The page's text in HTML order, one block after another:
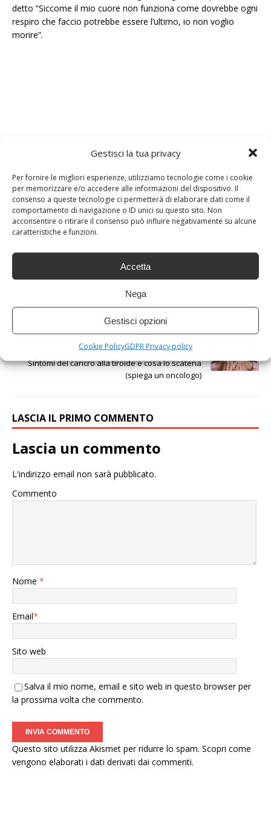
Gestisci la tua privacy
Per fornire le migliori esperienze, utilizziamo tecnologie come i cookie
per memorizzare e/o accedere alle informazioni del dispositivo. Il
consenso a queste tecnologie ci permetterà di elaborare dati come il
comportamento di navigazione o ID unici su questo sito. Non
acconsentire o ritirare il consenso può influire negativamente su alcune
caratteristiche e funzioni.
Accetta
Nega
Gestisci opzioni
Cookie PolicyGDPR Privacy policy
detto “Siccome il mio cuore non funziona come dovrebbe ogni
respiro che faccio potrebbe essere l’ultimo, io non voglio
morire”.
VITE AL LIMITE
PRECEDENTE
per la prima volta: il suo cuore spaccato dal dolore
SUCCESSIVO
Sintomi del cancro alla tiroide e cosa lo scatena
(spiega un oncologo)
LASCIA IL PRIMO COMMENTO
Lascia un commento
L'indirizzo email non sarà pubblicato.
Commento
Nome *
Email*
Sito web
Salva il mio nome, email e sito web in questo browser per
la prossima volta che commento.
Questo sito utilizza Akismet per ridurre lo spam. Scopri come
vengono elaborati i dati derivati dai commenti.